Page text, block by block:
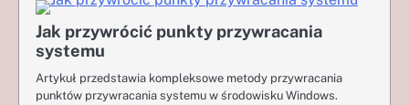
Jak przywrócić punkty przywracania
systemu
Artykuł przedstawia kompleksowe metody przywracania
punktów przywracania systemu w środowisku Windows.